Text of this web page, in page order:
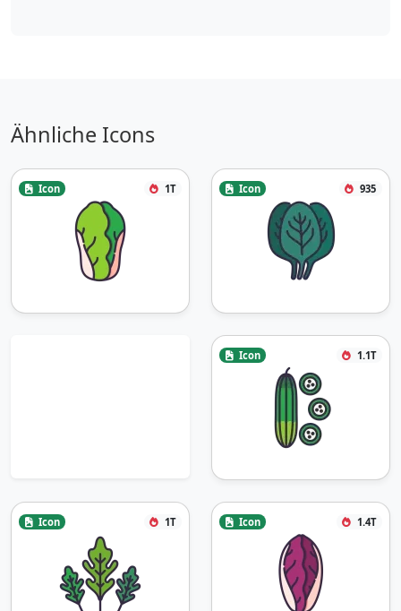
Ähnliche Icons
Icon 1T Icon 935
Icon 1.1T
Icon 1T Icon 1.4T